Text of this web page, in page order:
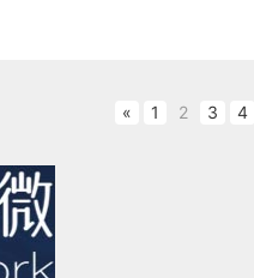
气质量）” 等实时数据，
的核心价值：
除用户迷茫
可能会增加用户理解和
图标和菜单，导致用户眼
用户需求是设计的出发
质的作品，还能重新定义
的核心理念，从设计师
实现商业价值。同时，
« 1 2 3 4